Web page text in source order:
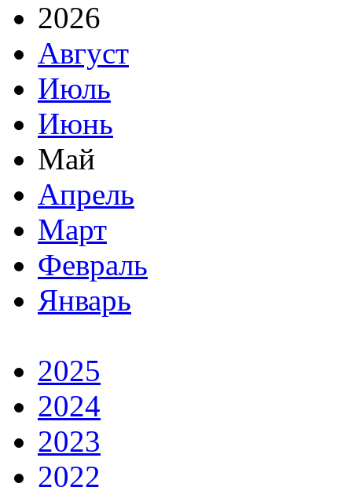
2026
Август
Июль
Июнь
Май
Апрель
Март
Февраль
Январь
2025
2024
2023
2022